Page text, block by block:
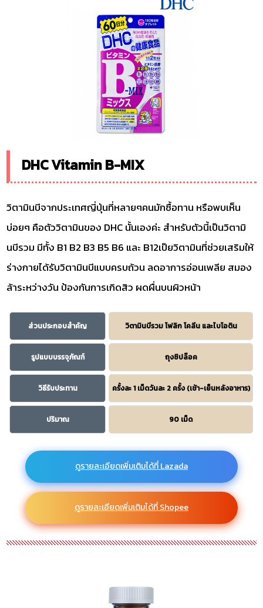
DHC Vitamin B-MIX
วิตามินบีจากประเทศญี่ปุ่นที่หลายๆคนมักซื้อทาน หรือพบเห็น
บ่อยๆ คือตัววิตามินของ DHC นั้นเองค่ะ สำหรับตัวนี้เป็นวิตามิ
นบีรวม มีทั้ง B1 B2 B3 B5 B6 และ B12เป็ยวิตามินที่ช่วยเสริมให้
ร่างกายได้รับวิตามินบีแบบครบถ้วน ลดอาการอ่อนเพลีย สมอง
ล้าระหว่างวัน ป้องกันการเกิดสิว ผดผื่นบนผิวหน้า
ส่วนประกอบสำคัญ วิตามินบีรวม โฟลิก โคลีน และไบโอติน
รูปแบบบรรจุภัณฑ์ ถุงซิปล๊อค
วิธีรับประทาน ครั้งละ 1 เม็ดวันละ 2 ครั้ง (เช้า-เย็นหลังอาหาร)
ปริมาณ 90 เม็ด
ดูรายละเอียดเพิ่มเติมได้ที่ Lazada
ดูรายละเอียดเพิ่มเติมได้ที่ Shopee